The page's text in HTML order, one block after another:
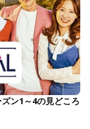
ン1～4の見どころ